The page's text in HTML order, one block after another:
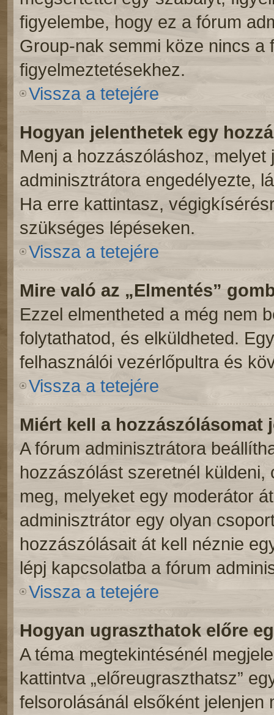
figyelembe, hogy ez a fórum
Group-nak semmi köze nincs a
figyelmeztetésekhez.
Vissza a tetejére
Hogyan jelenthetek egy
Menj a hozzászóláshoz,
adminisztrátora engedélyezte,
Ha erre kattintasz,
szükséges lépéseken.
Vissza a tetejére
Mire való az „Elmentés”
Ezzel elmentheted a még nem
folytathatod, és elküldheted.
felhasználói vezérlőpultra és
Vissza a tetejére
Miért kell a
A fórum adminisztrátora
hozzászólást szeretnél
meg, melyeket egy moderátor
adminisztrátor egy olyan
hozzászólásait át kell néznie
lépj kapcsolatba a fórum
Vissza a tetejére
Hogyan ugraszthatok előre
A téma megtekintésénél
kattintva „előreugraszthatsz”
felsorolásánál elsőként